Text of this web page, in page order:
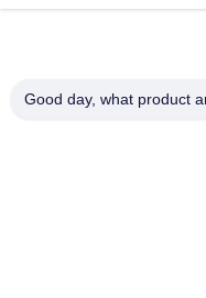
Enlaces Rápidos
VR Show
Good day, what product